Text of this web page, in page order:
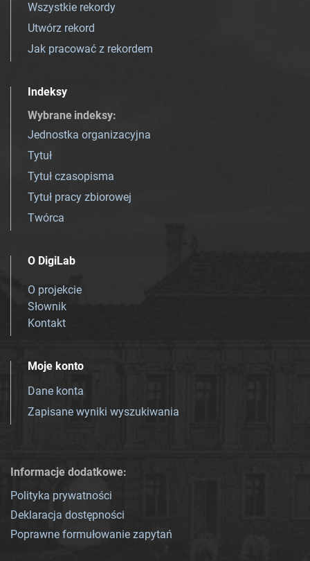
Wszystkie rekordy
Utwórz rekord
Jak pracować z rekordem
Indeksy
Wybrane indeksy:
Jednostka organizacyjna
Tytuł
Tytuł czasopisma
Tytuł pracy zbiorowej
Twórca
O DigiLab
O projekcie
Słownik
Kontakt
Moje konto
Dane konta
Zapisane wyniki wyszukiwania
Informacje dodatkowe:
Polityka prywatności
Deklaracja dostępności
Poprawne formułowanie zapytań